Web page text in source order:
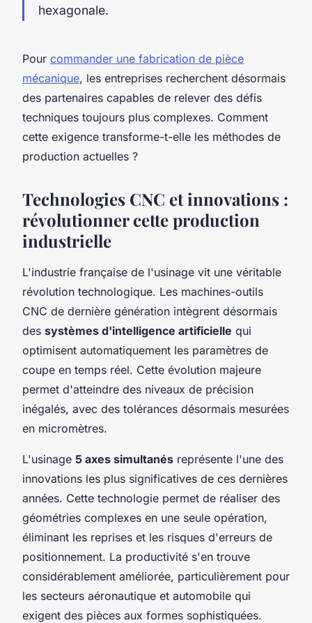
hexagonale.
Pour commander une fabrication de pièce
mécanique, les entreprises recherchent désormais
des partenaires capables de relever des défis
techniques toujours plus complexes. Comment
cette exigence transforme-t-elle les méthodes de
production actuelles ?
Technologies CNC et innovations :
révolutionner cette production
industrielle
L'industrie française de l'usinage vit une véritable
révolution technologique. Les machines-outils
CNC de dernière génération intègrent désormais
des systèmes d'intelligence artificielle qui
optimisent automatiquement les paramètres de
coupe en temps réel. Cette évolution majeure
permet d'atteindre des niveaux de précision
inégalés, avec des tolérances désormais mesurées
en micromètres.
L'usinage 5 axes simultanés représente l'une des
innovations les plus significatives de ces dernières
années. Cette technologie permet de réaliser des
géométries complexes en une seule opération,
éliminant les reprises et les risques d'erreurs de
positionnement. La productivité s'en trouve
considérablement améliorée, particulièrement pour
les secteurs aéronautique et automobile qui
exigent des pièces aux formes sophistiquées.